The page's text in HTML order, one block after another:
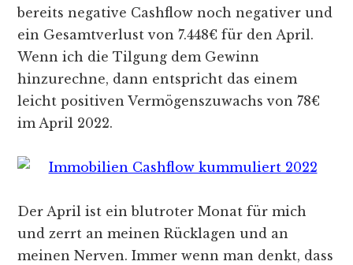
bereits negative Cashflow noch negativer und
ein Gesamtverlust von 7.448€ für den April.
Wenn ich die Tilgung dem Gewinn
hinzurechne, dann entspricht das einem
leicht positiven Vermögenszuwachs von 78€
im April 2022.
Der April ist ein blutroter Monat für mich
und zerrt an meinen Rücklagen und an
meinen Nerven. Immer wenn man denkt, dass